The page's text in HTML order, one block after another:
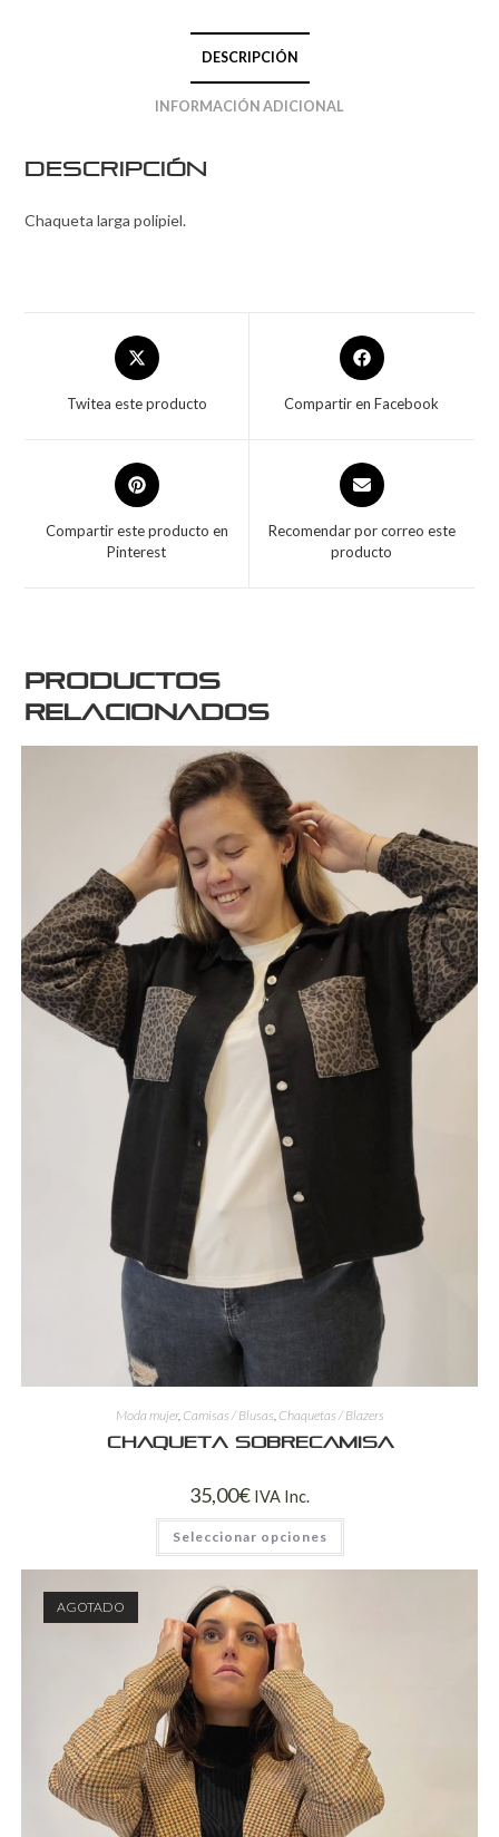
DESCRIPCIÓN
INFORMACIÓN ADICIONAL
Descripción
Chaqueta larga polipiel.
Twitea este producto Compartir en Facebook
Compartir este producto en
Pinterest
Recomendar por correo este
producto
Productos
relacionados
Moda mujer, Camisas / Blusas Chaquetas / Blazers
Chaqueta sobrecamisa
35,00€ IVA Inc.
Seleccionar opciones
AGOTADO